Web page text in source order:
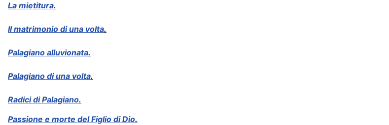
La mietitura.
Il matrimonio di una volta.
Palagiano alluvionata.
Palagiano di una volta.
Radici di Palagiano.
Passione e morte del Figlio di Dio.